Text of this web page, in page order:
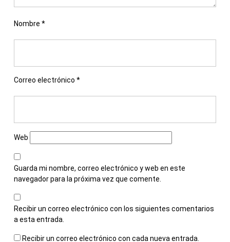
Nombre *
Correo electrónico *
Web
Guarda mi nombre, correo electrónico y web en este
navegador para la próxima vez que comente.
Recibir un correo electrónico con los siguientes comentarios
a esta entrada.
Recibir un correo electrónico con cada nueva entrada.